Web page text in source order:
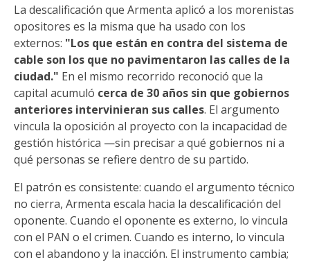
La descalificación que Armenta aplicó a los morenistas
opositores es la misma que ha usado con los
externos: "Los que están en contra del sistema de
cable son los que no pavimentaron las calles de la
ciudad." En el mismo recorrido reconoció que la
capital acumuló cerca de 30 años sin que gobiernos
anteriores intervinieran sus calles. El argumento
vincula la oposición al proyecto con la incapacidad de
gestión histórica —sin precisar a qué gobiernos ni a
qué personas se refiere dentro de su partido.
El patrón es consistente: cuando el argumento técnico
no cierra, Armenta escala hacia la descalificación del
oponente. Cuando el oponente es externo, lo vincula
con el PAN o el crimen. Cuando es interno, lo vincula
con el abandono y la inacción. El instrumento cambia;